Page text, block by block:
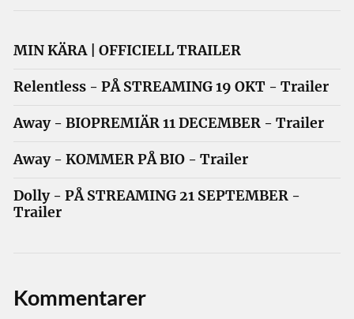
MIN KÄRA | OFFICIELL TRAILER
Relentless - PÅ STREAMING 19 OKT - Trailer
Away - BIOPREMIÄR 11 DECEMBER - Trailer
Away - KOMMER PÅ BIO - Trailer
Dolly - PÅ STREAMING 21 SEPTEMBER -
Trailer
Kommentarer